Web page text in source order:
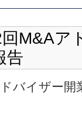
M&Aア
告
バイザー開